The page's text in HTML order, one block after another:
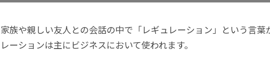
家族や親しい友人との会話の中で「レギュレーション」という言葉
レーションは主にビジネスにおいて使われます。